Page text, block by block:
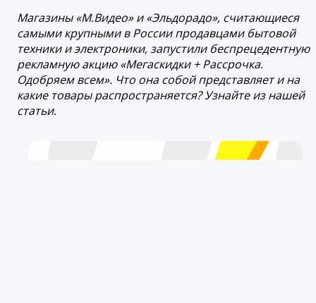
Магазины «М.Видео» и «Эльдорадо», считающиеся
самыми крупными в России продавцами бытовой
техники и электроники, запустили беспрецедентную
рекламную акцию «Мегаскидки + Рассрочка.
Одобряем всем». Что она собой представляет и на
какие товары распространяется? Узнайте из нашей
статьи.